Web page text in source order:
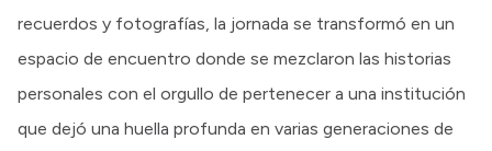
recuerdos y fotografías, la jornada se transformó en un
espacio de encuentro donde se mezclaron las historias
personales con el orgullo de pertenecer a una institución
que dejó una huella profunda en varias generaciones de